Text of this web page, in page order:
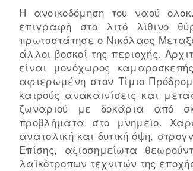
Η ανοικοδόμηση του ναού
επιγραφή στο λιτό λίθινο
πρωτοστάτησε ο Νικόλαος
άλλοι βοσκοί της περιοχής.
είναι μονόχωρος
αφιερωμένη στον Τίμιο
καιρούς ανακαινίσεις και
ζωναριού με δοκάρια από
προβλήματα στο μνημείο.
ανατολική και δυτική όψη,
Επίσης, αξιοσημείωτα
λαϊκότροπων τεχνιτών της